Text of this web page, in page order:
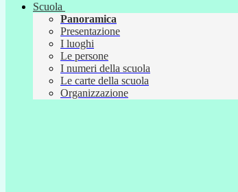
Scuola
Panoramica
Presentazione
I luoghi
Le persone
I numeri della scuola
Le carte della scuola
Organizzazione